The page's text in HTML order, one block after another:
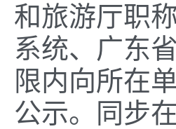
和旅游厅职
系统、广东
限内向所在
公示。同步